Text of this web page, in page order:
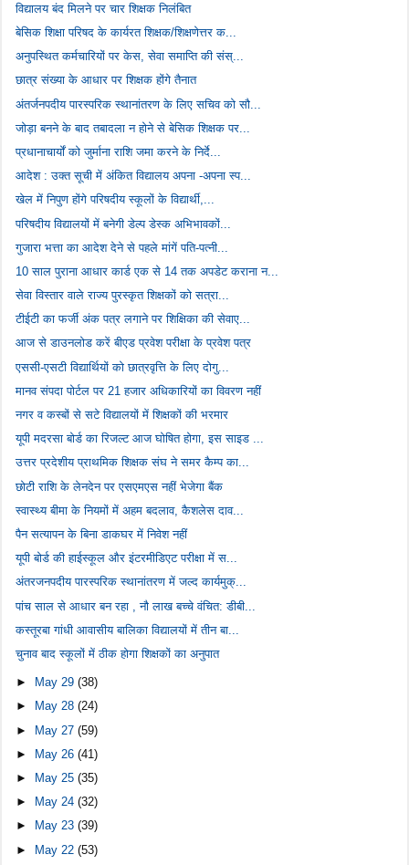
विद्यालय बंद मिलने पर चार शिक्षक निलंबित
बेसिक शिक्षा परिषद के कार्यरत शिक्षक/शिक्षणेत्तर क...
अनुपस्थित कर्मचारियों पर केस, सेवा समाप्ति की संस्...
छात्र संख्या के आधार पर शिक्षक होंगे तैनात
अंतर्जनपदीय पारस्परिक स्थानांतरण के लिए सचिव को सौ...
जोड़ा बनने के बाद तबादला न होने से बेसिक शिक्षक पर...
प्रधानाचार्यों को जुर्माना राशि जमा करने के निर्दे...
आदेश : उक्त सूची में अंकित विद्यालय अपना -अपना स्प...
खेल में निपुण होंगे परिषदीय स्कूलों के विद्यार्थी,...
परिषदीय विद्यालयों में बनेगी डेल्प डेस्क अभिभावकों...
गुजारा भत्ता का आदेश देने से पहले मांगें पति-पत्नी...
10 साल पुराना आधार कार्ड एक से 14 तक अपडेट कराना न...
सेवा विस्तार वाले राज्य पुरस्कृत शिक्षकों को सत्रा...
टीईटी का फर्जी अंक पत्र लगाने पर शिक्षिका की सेवाए...
आज से डाउनलोड करें बीएड प्रवेश परीक्षा के प्रवेश पत्र
एससी-एसटी विद्यार्थियों को छात्रवृत्ति के लिए दोगु...
मानव संपदा पोर्टल पर 21 हजार अधिकारियों का विवरण नहीं
नगर व कस्बों से सटे विद्यालयों में शिक्षकों की भरमार
यूपी मदरसा बोर्ड का रिजल्ट आज घोषित होगा, इस साइड ...
उत्तर प्रदेशीय प्राथमिक शिक्षक संघ ने समर कैम्प का...
छोटी राशि के लेनदेन पर एसएमएस नहीं भेजेगा बैंक
स्वास्थ्य बीमा के नियमों में अहम बदलाव, कैशलेस दाव...
पैन सत्यापन के बिना डाकघर में निवेश नहीं
यूपी बोर्ड की हाईस्कूल और इंटरमीडिएट परीक्षा में स...
अंतरजनपदीय पारस्परिक स्थानांतरण में जल्द कार्यमुक्...
पांच साल से आधार बन रहा , नौ लाख बच्चे वंचित: डीबी...
कस्तूरबा गांधी आवासीय बालिका विद्यालयों में तीन बा...
चुनाव बाद स्कूलों में ठीक होगा शिक्षकों का अनुपात
► May 29(38)
►
May 28(24)
► May 27(59)
►
May 26(41)
►
May 25(35)
►
May 24(32)
►
May 23(39)
► May 22(53)